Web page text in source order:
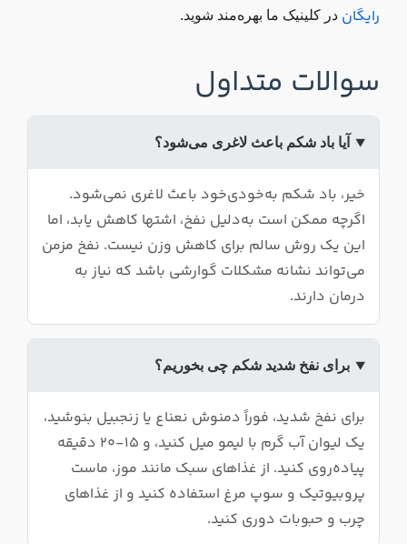
رایگاندر کلینیک ما بهره‌مند شوید.
سوالات متداول
آیا باد شکم باعث لاغری می‌شود؟
خیر، باد شکم به‌خودی‌خود باعث لاغری نمی‌شود.
اگرچه ممکن است به‌دلیل نفخ، اشتها کاهش یابد، اما
این یک روش سالم برای کاهش وزن نیست. نفخ مزمن
می‌تواند نشانه مشکلات گوارشی باشد که نیاز به
درمان دارند.
برای نفخ شدید شکم چی بخوریم؟
برای نفخ شدید، فوراً دمنوش نعناع یا زنجبیل بنوشید،
یک لیوان آب گرم با لیمو میل کنید، و ۱۵-۲۰ دقیقه
پیاده‌روی کنید. از غذاهای سبک مانند موز، ماست
پروبیوتیک و سوپ مرغ استفاده کنید و از غذاهای
چرب و حبوبات دوری کنید.